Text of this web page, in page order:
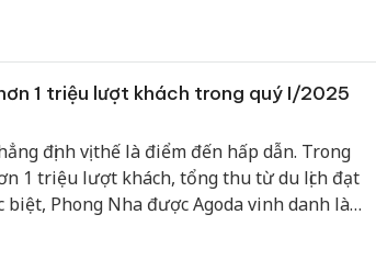
1 triệu lượt khách trong quý I/2025
định vị thế là điểm đến hấp dẫn. Trong
1 triệu lượt khách, tổng thu từ du lịch đạt
biệt, Phong Nha được Agoda vinh danh là